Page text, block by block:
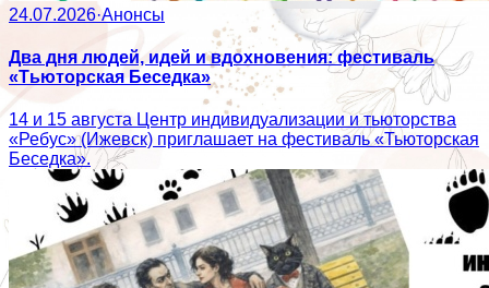
24.07.2026·Анонсы
Два дня людей, идей и вдохновения: фестиваль
«Тьюторская Беседка»
14 и 15 августа Центр индивидуализации и тьюторства
«Ребус» (Ижевск) приглашает на фестиваль «Тьюторская
Беседка».